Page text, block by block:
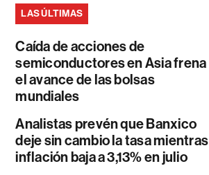
LAS ÚLTIMAS
Caída de acciones de
semiconductores en Asia frena
el avance de las bolsas
mundiales
Analistas prevén que Banxico
deje sin cambio la tasa mientras
inflación baja a 3,13% en julio